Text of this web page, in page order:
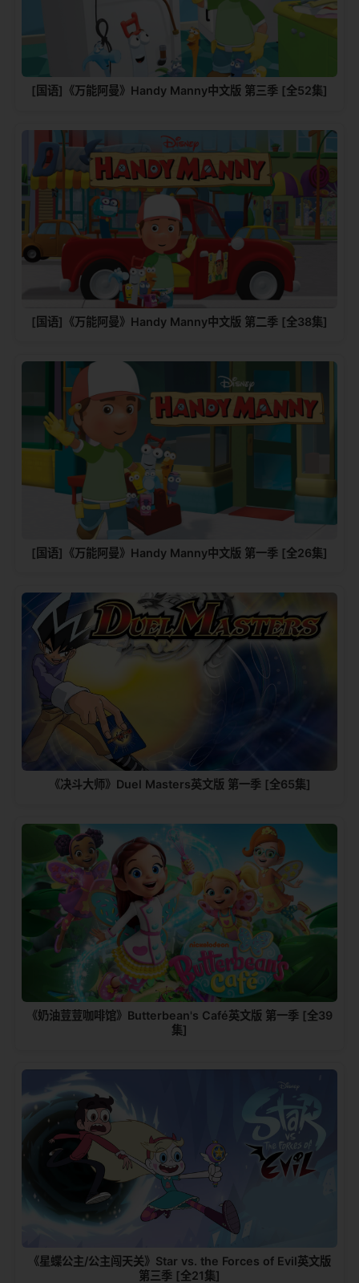
[国语]《万能阿曼》Handy Manny中文版 第三季 [全52集]
[国语]《万能阿曼》Handy Manny中文版 第二季 [全38集]
[国语]《万能阿曼》Handy Manny中文版 第一季 [全26集]
《决斗大师》Duel Masters英文版 第一季 [全65集]
《奶油荳荳咖啡馆》Butterbean's Café英文版 第一季 [全39
集]
《星蝶公主/公主闯天关》Star vs. the Forces of Evil英文版
第三季 [全21集]